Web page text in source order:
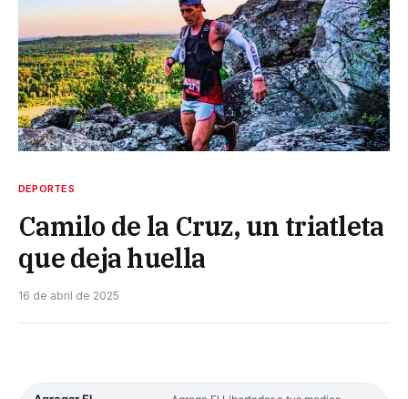
DEPORTES
Camilo de la Cruz, un triatleta
que deja huella
16 de abril de 2025